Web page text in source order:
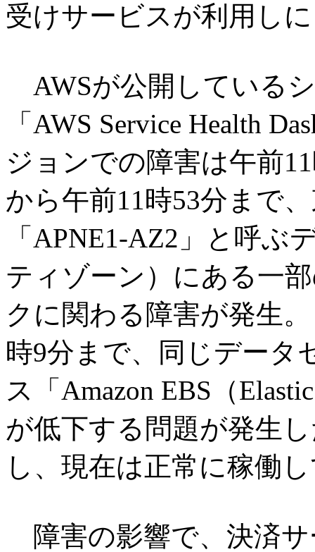
受けサービスが利用し
AWSが公開している
「AWS Service Health
ジョンでの障害は午前
から午前11時53分まで
「APNE1-AZ2」と呼
ティゾーン）にある一
クに関わる障害が発生
時9分まで、同じデータ
ス「Amazon EBS（
が低下する問題が発生
し、現在は正常に稼働
障害の影響で、決済サ